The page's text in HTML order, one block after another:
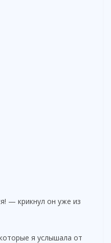
— крикнул он уже из
я услышала от